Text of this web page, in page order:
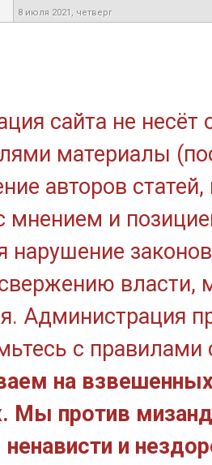
8 июля 2021, четверг
сайта не
материалы
авторов
мнением и
нарушение
власти,
Администрация
с правилами
на
Мы против
ненависти и